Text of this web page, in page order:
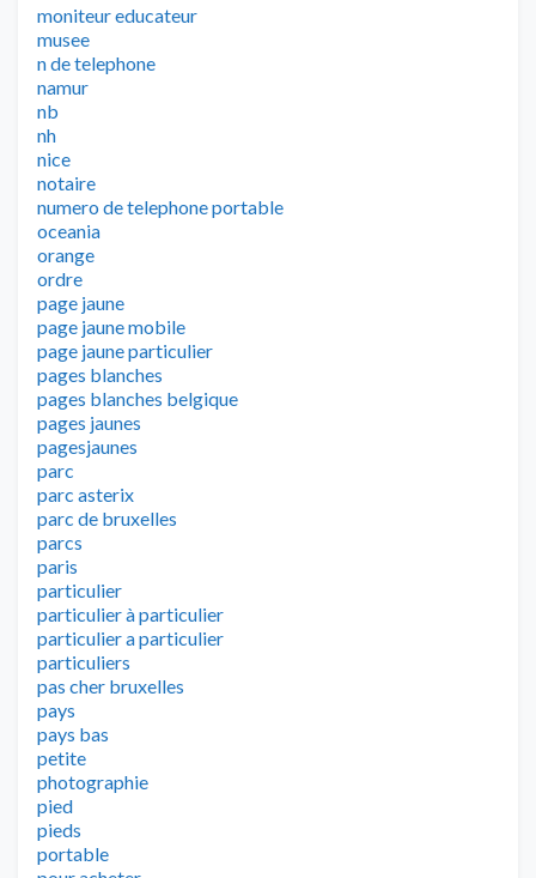
moniteur educateur
musee
n de telephone
namur
nb
nh
nice
notaire
numero de telephone portable
oceania
orange
ordre
page jaune
page jaune mobile
page jaune particulier
pages blanches
pages blanches belgique
pages jaunes
pagesjaunes
parc
parc asterix
parc de bruxelles
parcs
paris
particulier
particulier à particulier
particulier a particulier
particuliers
pas cher bruxelles
pays
pays bas
petite
photographie
pied
pieds
portable